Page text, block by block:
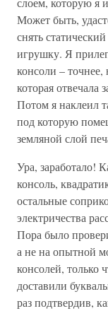
Может быть,
снять
игрушку. Я
консоли –
которая
Потом я наклеил
под которую
земляной слой
Ура, заработало!
консоль,
остальные
электричества
Пора было
а не на опытной
консолей, только
доставили
раз подтвердив,